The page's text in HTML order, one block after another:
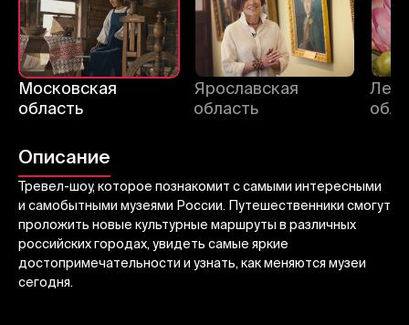
Московская
область
Ярославская
область
Описание
Тревел-шоу, которое познакомит с самыми интересными
и самобытными музеями России. Путешественники смогут
проложить новые культурные маршруты в различных
российских городах, увидеть самые яркие
достопримечательности и узнать, как меняются музеи
сегодня.